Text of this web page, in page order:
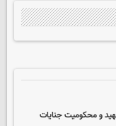
و محکومیت جنایات